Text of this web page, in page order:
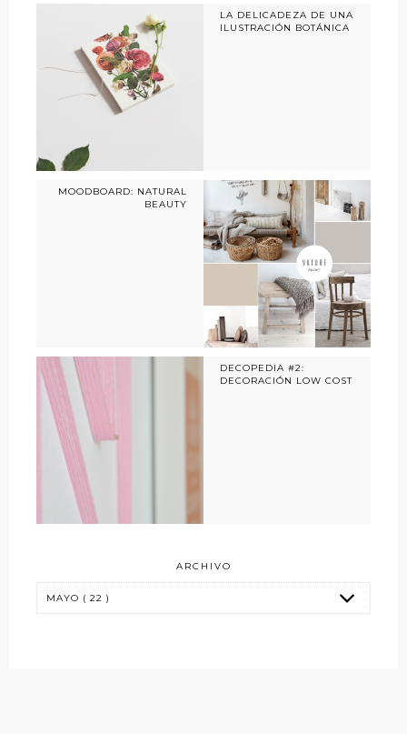
LA DELICADEZA DE UNA
ILUSTRACIÓN BOTÁNICA
MOODBOARD: NATURAL
BEAUTY
DECOPEDIA #2:
DECORACIÓN LOW COST
ARCHIVO